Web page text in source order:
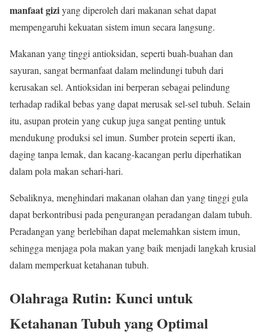
manfaat giziyang diperoleh dari makanan sehat dapat
mempengaruhi kekuatan sistem imun secara langsung.
Makanan yang tinggi antioksidan, seperti buah-buahan dan
sayuran, sangat bermanfaat dalam melindungi tubuh dari
kerusakan sel. Antioksidan ini berperan sebagai pelindung
terhadap radikal bebas yang dapat merusak sel-sel tubuh. Selain
itu, asupan protein yang cukup juga sangat penting untuk
mendukung produksi sel imun. Sumber protein seperti ikan,
daging tanpa lemak, dan kacang-kacangan perlu diperhatikan
dalam pola makan sehari-hari.
Sebaliknya, menghindari makanan olahan dan yang tinggi gula
dapat berkontribusi pada pengurangan peradangan dalam tubuh.
Peradangan yang berlebihan dapat melemahkan sistem imun,
sehingga menjaga pola makan yang baik menjadi langkah krusial
dalam memperkuat ketahanan tubuh.
Olahraga Rutin: Kunci untuk
Ketahanan Tubuh yang Optimal